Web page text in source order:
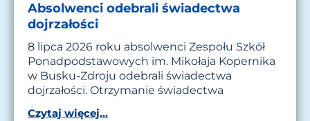
Absolwenci odebrali świadectwa
dojrzałości
8 lipca 2026 roku absolwenci Zespołu Szkół
Ponadpodstawowych im. Mikołaja Kopernika
w Busku-Zdroju odebrali świadectwa
dojrzałości. Otrzymanie świadectwa
Czytaj więcej...